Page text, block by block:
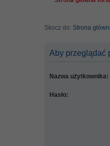
Skocz do: Strona
Aby przeglądać
Nazwa użytkownika:
Hasło: